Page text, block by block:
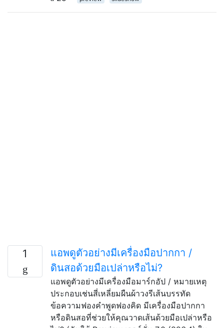
1
แอพดูตัวอย่างมีเครื่องมือปากกา /
ดินสอด้วยมือเปล่าหรือไม่?
แอพดูตัวอย่างมีเครื่องมือมาร์กอัป / หมายเหตุ
ประกอบเช่นสี่เหลี่ยมผืนผ้าวงรีเส้นบรรทัด
ข้อความฟองคำพูดฟองคิด มีเครื่องมือปากกา
หรือดินสอที่ช่วยให้คุณวาดเส้นด้วยมือเปล่าหรือ